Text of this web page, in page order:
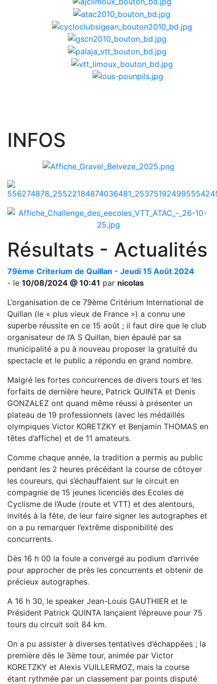
INFOS
Résultats - Actualités
79ème Criterium de Quillan - Jeudi 15 Août 2024
- le 10/08/2024 @ 10:41 par nicolas
L’organisation de ce 79ème Critérium International de
Quillan (le « plus vieux de France ») a connu une
superbe réussite en ce 15 août ; il faut dire que le club
organisateur de l’A S Quillan, bien épaulé par sa
municipalité a pu à nouveau proposer la gratuité du
spectacle et le public a répondu en grand nombre.
Malgré les fortes concurrences de divers tours et les
forfaits de dernière heure, Patrick QUINTA et Denis
GONZALEZ ont quand même réussi à présenter un
plateau de 19 professionnels (avec les médaillés
olympiques Victor KORETZKY et Benjamin THOMAS en
têtes d’affiche) et de 11 amateurs.
Comme chaque année, la tradition a permis au public
pendant les 2 heures précédant la course de côtoyer
les coureurs, qui s’échauffaient sur le circuit en
compagnie de 15 jeunes licenciés des Ecoles de
Cyclisme de l’Aude (route et VTT) et des alentours,
invités à la fête, de leur faire signer les autographes et
on a pu remarquer l’extrême disponibilité des
concurrents.
Dès 16 h 00 la foule a convergé au podium d’arrivée
pour approcher de près les concurrents et obtenir de
précieux autographes.
A 16 h 30, le speaker Jean-Louis GAUTHIER et le
Président Patrick QUINTA lançaient l’épreuve pour 75
tours du circuit soit 84 km.
On a pu assister à diverses tentatives d’échappées ; la
première dès le 3ème tour, animée par Victor
KORETZKY et Alexis VUILLERMOZ, mais la course
étant rythmée par un classement par points disputé